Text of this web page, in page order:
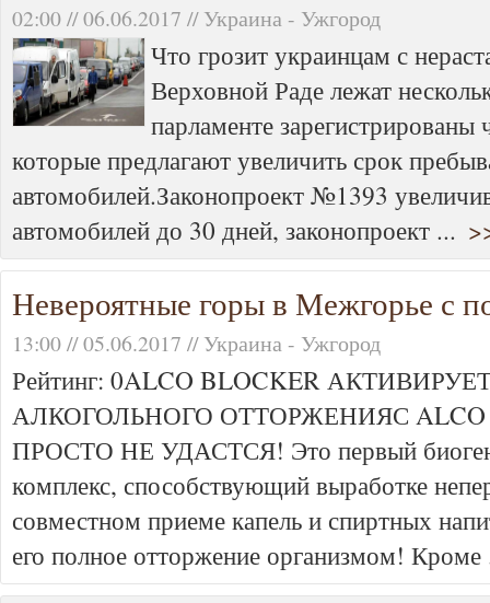
02:00 // 06.06.2017 // Украина - Ужгород
Что грозит украинцам с
Верховной Раде лежат
парламенте зарегистрированы
которые предлагают увеличить срок
автомобилей.Законопроект №1393
автомобилей до 30 дней, законопроект ...
Невероятные горы в Межгорье с
13:00 // 05.06.2017 // Украина - Ужгород
Рейтинг: 0ALCO BLOCKER
АЛКОГОЛЬНОГО ОТТОРЖЕНИЯС ALCO
ПРОСТО НЕ УДАСТСЯ! Это первый
комплекс, способствующий выработке
совместном приеме капель и спиртных
его полное отторжение организмом!